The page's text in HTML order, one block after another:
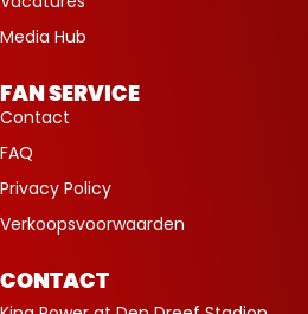
Media Hub
FAN SERVICE
Contact
FAQ
Privacy Policy
Verkoopsvoorwaarden
CONTACT